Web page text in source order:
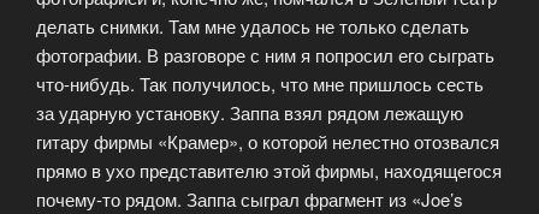
делать снимки. Там мне удалось не только сделать
фотографии. В разговоре с ним я попросил его сыграть
что-нибудь. Так получилось, что мне пришлось сесть
за ударную установку. Заппа взял рядом лежащую
гитару фирмы «Крамер», о которой нелестно отозвался
прямо в ухо представителю этой фирмы, находящегося
почему-то рядом. Заппа сыграл фрагмент из «Joe’s